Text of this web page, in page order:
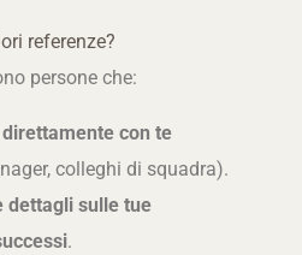
referenze?
persone che:
con te
colleghi di squadra).
dettagli sulle tue
.